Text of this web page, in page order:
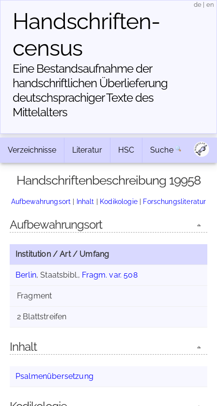
Handschriften­
census
Eine Bestandsaufnahme der
handschriftlichen Über­lieferung
deutschsprachiger Texte des
Mittelalters
de en
Verzeichnisse Literatur HSC Suche
Handschriftenbeschreibung 19958
Aufbewahrungsort | Inhalt | Kodikologie| Forschungsliteratur
Aufbewahrungsort
Institution / Art / Umfang
Berlin, Staatsbibl., Fragm. var. 508
Fragment
2 Blattstreifen
Inhalt
Psalmenübersetzung